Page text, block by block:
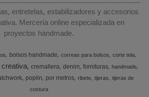
entretelas, estabilizadores y accesorios
Mercería online especializada en
proyectos handmade.
bolsos handmade correas para bolsos corte tela
cremallera denim fornituras handmade
poplin por metros ribete tijeras tijeras de
costura